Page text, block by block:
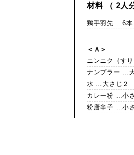
材料 （ 2人
鶏手羽先 …6本
＜Ａ＞
ニンニク（す
ナンプラー …
水 …大さじ２
カレー粉 …小
粉唐辛子 …小